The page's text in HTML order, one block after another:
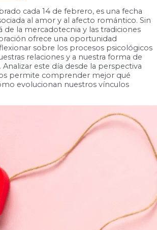
cada 14 de febrero, es una fecha
al amor y al afecto romántico. Sin
de la mercadotecnia y las tradiciones
ofrece una oportunidad
sobre los procesos psicológicos
relaciones y a nuestra forma de
Analizar este día desde la perspectiva
permite comprender mejor qué
evolucionan nuestros vínculos